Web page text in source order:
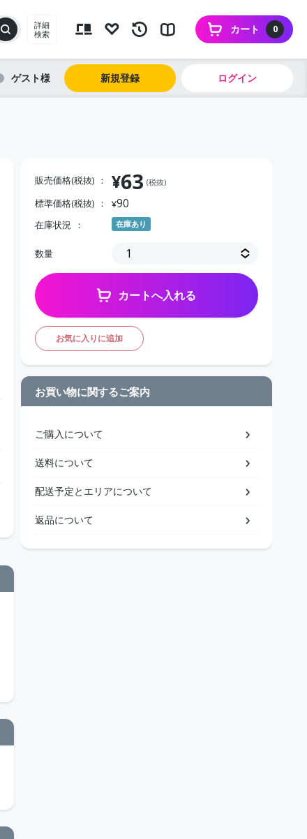
詳細
検索
0
カート
ゲスト 新規登録 ログイン
販売価格(税抜) ¥63 (税抜)
標準価格(税抜) ¥90
在庫状況 在庫あり
数量
カートへ入れる
お気に入りに追加
お買い物に関するご案内
ご購入について
送料について
配送予定とエリアについて
返品について